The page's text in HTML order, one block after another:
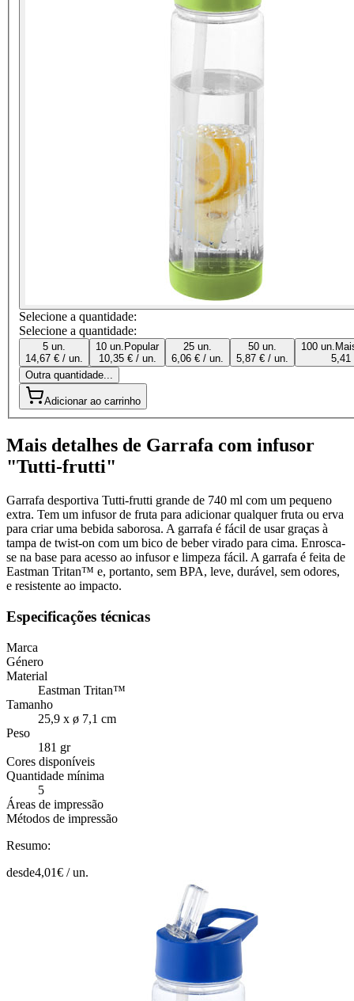
Selecione a quantidade:
Selecione a quantidade:
5 un.
14,67 € / un.
10 un. Popular
10,35 € / un.
25 un.
6,06 € / un.
50 un.
5,87 € / un.
100 un.
5,41
Outra quantidade...
Adicionar ao carrinho
Mais detalhes de Garrafa com infusor
"Tutti-frutti"
Garrafa desportiva Tutti-frutti grande de 740 ml com um pequeno
extra. Tem um infusor de fruta para adicionar qualquer fruta ou erva
para criar uma bebida saborosa. A garrafa é fácil de usar graças à
tampa de twist-on com um bico de beber virado para cima. Enrosca-
se na base para acesso ao infusor e limpeza fácil. A garrafa é feita de
Eastman Tritan™ e, portanto, sem BPA, leve, durável, sem odores,
e resistente ao impacto.
Especificações técnicas
Marca
Género
Material
Eastman Tritan™
Tamanho
25,9 x ø 7,1 cm
Peso
181 gr
Cores disponíveis
Quantidade mínima
5
Áreas de impressão
Métodos de impressão
Resumo:
desde4,01€ /un.